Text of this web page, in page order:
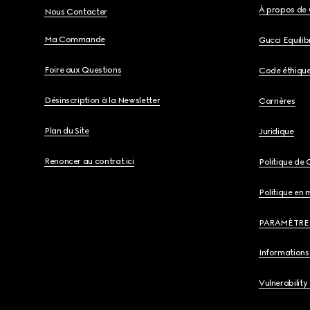
Nous Contacter
Ma Commande
Foire aux Questions
Désinscription à la Newsletter
Plan du Site
Renoncer au contrat ici
À propos de
Gucci
Code
Carrières
Juridique
Politique de
Politique en
Informations
Vulnerability